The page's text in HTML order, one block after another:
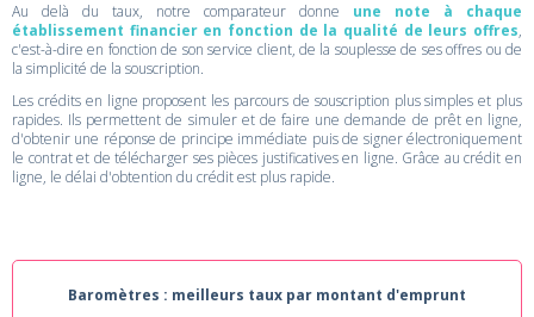
Au delà du taux, notre comparateur donne une note à chaque
établissement financier en fonction de la qualité de leurs offres,
c'est-à-dire en fonction de son service client, de la souplesse de ses offres ou de
la simplicité de la souscription.
Les crédits en ligne proposent les parcours de souscription plus simples et plus
rapides. Ils permettent de simuler et de faire une demande de prêt en ligne,
d'obtenir une réponse de principe immédiate puis de signer électroniquement
le contrat et de télécharger ses pièces justificatives en ligne. Grâce au crédit en
ligne, le délai d'obtention du crédit est plus rapide.
Baromètres : meilleurs taux par montant d'emprunt